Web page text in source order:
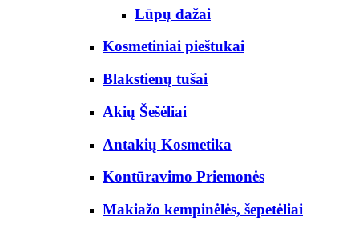
Lūpų dažai
Kosmetiniai pieštukai
Blakstienų tušai
Akių Šešėliai
Antakių Kosmetika
Kontūravimo Priemonės
Makiažo kempinėlės, šepetėliai